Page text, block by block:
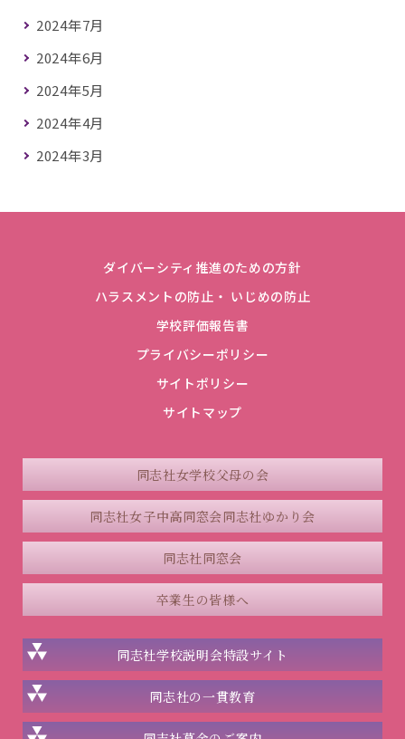
2024年7月
2024年6月
2024年5月
2024年4月
2024年3月
ダイバーシティ推進のための方針
ハラスメントの防止・ いじめの防止
学校評価報告書
プライバシーポリシー
サイトポリシー
サイトマップ
同志社女学校父母の会
同志社女子中高同窓会同志社ゆかり会
同志社同窓会
卒業生の皆様へ
同志社学校説明会特設サイト
同志社の一貫教育